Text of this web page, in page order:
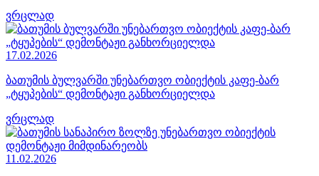
ვრცლად
17.02.2026
ბათუმის ბულვარში უნებართვო ობიექტის კაფე-ბარ
„ტყუპების“ დემონტაჟი განხორციელდა
ვრცლად
11.02.2026